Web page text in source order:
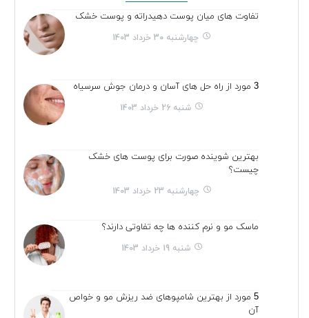
تفاوت های میان پوست دهیدراته و پوست خشک
چهارشنبه 30 خرداد 1403
3 مورد از راه حل های آسان و درمان جوش سرسیاه
شنبه 26 خرداد 1403
بهترین شوینده صورت برای پوست های خشک
چیست؟
چهارشنبه 23 خرداد 1403
ماسک مو و نرم کننده ها چه تفاوتی دارند؟
شنبه 19 خرداد 1403
5 مورد از بهترین شامپوهای ضد ریزش مو و خواص
آن